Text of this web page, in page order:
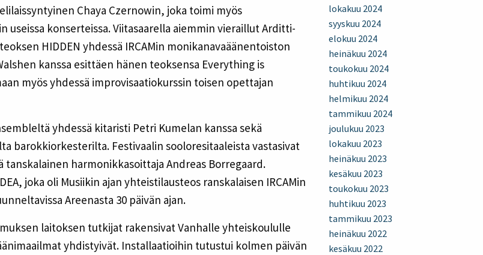
Chaya Czernowin, joka toimi myös
konserteissa. Viitasaarella aiemmin vieraillut Arditti-
HIDDEN yhdessä IRCAMin monikanavaäänentoiston
kanssa esittäen hänen teoksensa Everything is
myös yhdessä improvisaatiokurssin toisen opettajan
yhdessä kitaristi Petri Kumelan kanssa sekä
barokkiorkesterilta. Festivaalin sooloresitaaleista vastasivat
harmonikkasoittaja Andreas Borregaard.
joka oli Musiikin ajan yhteistilausteos ranskalaisen IRCAMin
Areenasta 30 päivän ajan.
laitoksen tutkijat rakensivat Vanhalle yhteiskoululle
yhdistyivät. Installaatioihin tutustui kolmen päivän
lokakuu 2024
syyskuu 2024
elokuu 2024
heinäkuu 2024
toukokuu 2024
huhtikuu 2024
helmikuu 2024
tammikuu 2024
joulukuu 2023
lokakuu 2023
heinäkuu 2023
kesäkuu 2023
toukokuu 2023
huhtikuu 2023
tammikuu 2023
heinäkuu 2022
kesäkuu 2022